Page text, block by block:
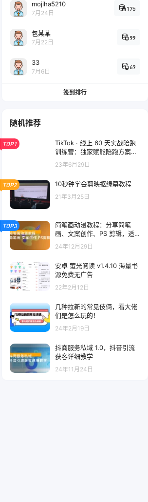
mojiha5210
7月24日
175
包某某
7月22日
99
33
7月6日
69
签到排行
随机推荐
TOP1
TikTok · 线上 60 天实战陪跑
训练营：独家赋能陪跑方案，
全新运营技巧干货
23年6月29日
TOP2 10秒钟学会剪映抠绿幕教程
21年3月25日
TOP3
简笔画动漫教程：分享简笔
画、文案创作、PS 剪辑，适
用于多种合作计划
24年12月29日
安卓 萤光阅读 v1.4.10 海量书
源免费无广告
22年2月12日
几种拉新的常见伎俩，看大佬
们是怎么玩的！
24年2月19日
抖商服务私域 1.0，抖音引流
获客详细教学
24年11月24日